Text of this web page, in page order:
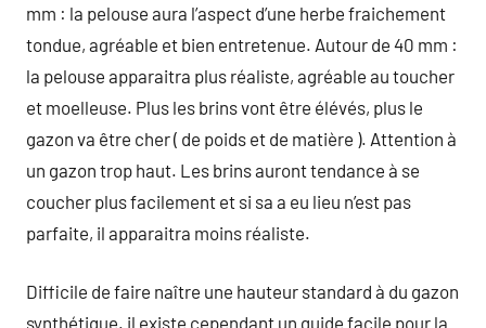
mm : la pelouse aura l’aspect d’une herbe fraichement
tondue, agréable et bien entretenue. Autour de 40 mm :
la pelouse apparaitra plus réaliste, agréable au toucher
et moelleuse. Plus les brins vont être élévés, plus le
gazon va être cher ( de poids et de matière ). Attention à
un gazon trop haut. Les brins auront tendance à se
coucher plus facilement et si sa a eu lieu n’est pas
parfaite, il apparaitra moins réaliste.
Difficile de faire naître une hauteur standard à du gazon
synthétique. il existe cependant un guide facile pour la